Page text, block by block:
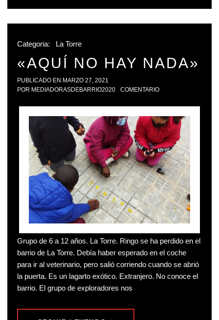
Categoria: La Torre
«AQUÍ NO HAY NADA»
PUBLICADO EN MARZO 27, 2021
POR MEDIADORASDEBARRIO2020 COMENTARIO
Grupo de 6 a 12 años. La Torre. Ringo se ha perdido en el
barrio de La Torre. Debía haber esperado en el coche
para ir al veterinario, pero salió corriendo cuando se abrió
la puerta. Es un lagarto exótico. Extranjero. No conoce el
barrio. El grupo de exploradores nos